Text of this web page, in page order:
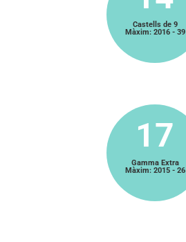
Castells de 9
Màxim: 2016 - 39
17
Gamma Extra
Màxim: 2015 - 26